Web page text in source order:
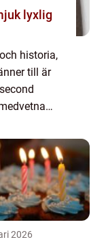
historia,
till är
2026